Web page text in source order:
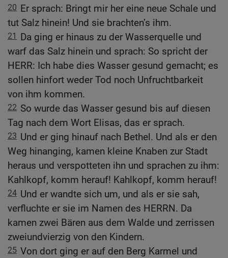
20 Er sprach: Bringt mir her eine neue Schale und
tut Salz hinein! Und sie brachten’s ihm.
21
Da ging er hinaus zu der Wasserquelle und
warf das Salz hinein und sprach: So spricht der
HERR: Ich habe dies Wasser gesund gemacht; es
sollen hinfort weder Tod noch Unfruchtbarkeit
von ihm kommen.
22 So wurde das Wasser gesund bis auf diesen
Tag nach dem Wort Elisas, das er sprach.
23 Und er ging hinauf nach Bethel. Und als er den
Weg hinanging, kamen kleine Knaben zur Stadt
heraus und verspotteten ihn und sprachen zu ihm:
Kahlkopf, komm herauf! Kahlkopf, komm herauf!
24 Und er wandte sich um, und als er sie sah,
verfluchte er sie im Namen des HERRN. Da
kamen zwei Bären aus dem Walde und zerrissen
zweiundvierzig von den Kindern.
25 Von dort ging er auf den Berg Karmel und